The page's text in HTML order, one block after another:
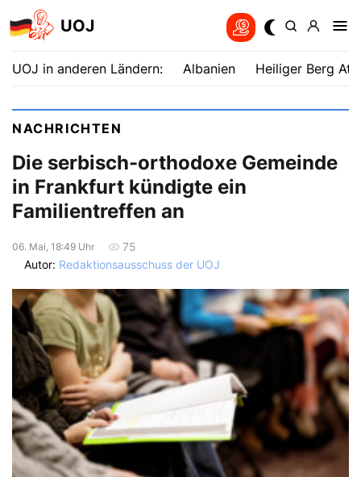
UOJ
UOJ in anderen Ländern: Albanien Heiliger Berg
NACHRICHTEN
Die serbisch-orthodoxe Gemeinde
in Frankfurt kündigte ein
Familientreffen an
06. Mai, 18:49 Uhr
75
Autor: Redaktionsausschuss der UOJ